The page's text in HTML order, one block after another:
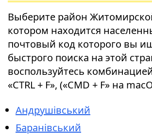
Выберите район
котором находится
почтовый код которого вы
быстрого поиска на этой
воспользуйтесь
«CTRL + F», («CMD + F» на
Андрушівський
Баранівський